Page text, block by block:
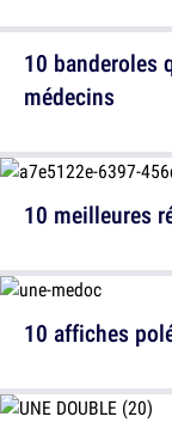
10 meilleures
10 banderoles
médecins
10 affiches